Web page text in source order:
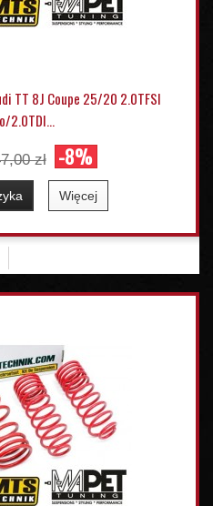
TT 8J Coupe 25/20 2.0TFSI
2.0TDI...
zł -8%
Więcej